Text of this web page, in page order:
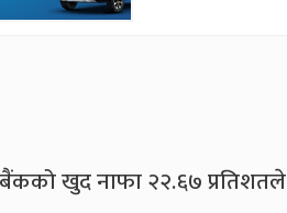
खुद नाफा २२.६७ प्रतिशतले